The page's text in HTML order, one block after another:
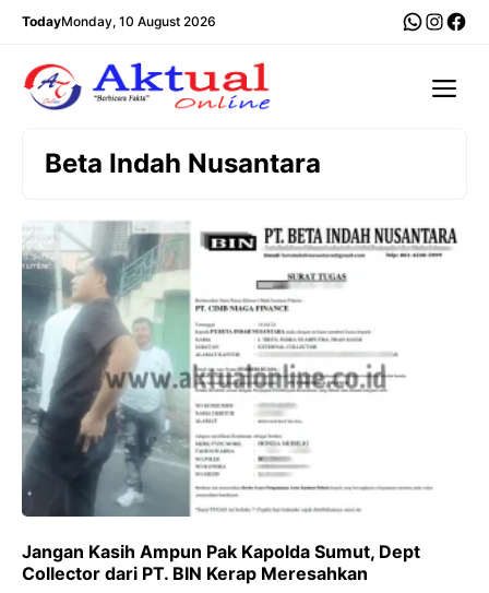
Langsung
TodayMonday, 10 August 2026
Beta Indah Nusantara
Jangan Kasih Ampun Pak Kapolda Sumut, Dept
Collector dari PT. BIN Kerap Meresahkan